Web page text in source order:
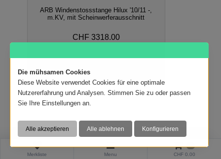
Merkliste Menu CHF 0.00
ARB Windenstossstange Hilux '10/11 -,
m.KV, mit Scheinwerferausschnitt
CHF 3318.00
Die mühsamen Cookies
Diese Website verwendet Cookies für eine optimale
Nutzererfahrung und Analysen. Stimmen Sie zu oder passen
Sie Ihre Einstellungen an.